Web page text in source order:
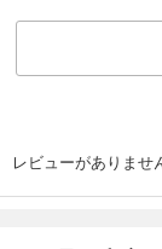
あ
子
734
レビューがありませ